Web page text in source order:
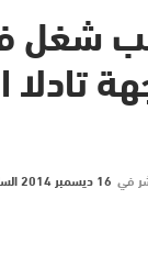
منصب
تادلا
في 16 ديسمبر 2014 الساعة 10 و 50 دقيقة